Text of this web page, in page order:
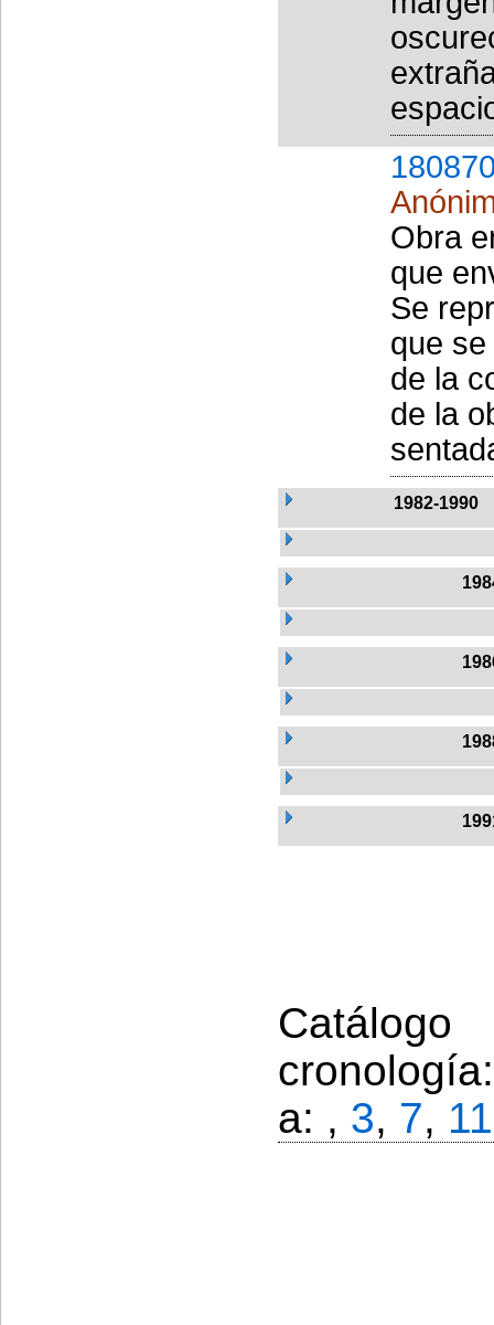
Obra
que
Se
que
de la
de la
1982-1990
a: , 3, 7, 11